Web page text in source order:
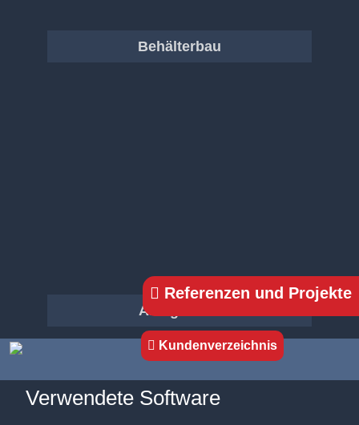
Behälterbau
Anlagenbau
Referenzen und Projekte
Kundenverzeichnis
Verwendete Software